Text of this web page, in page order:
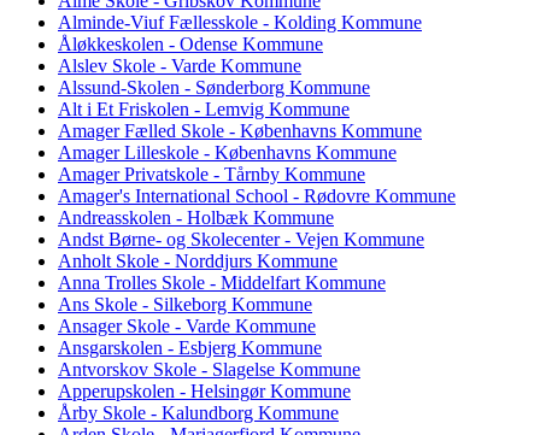
Alminde-Viuf Fællesskole - Kolding Kommune
Åløkkeskolen - Odense Kommune
Alslev Skole - Varde Kommune
Alssund-Skolen - Sønderborg Kommune
Alt i Et Friskolen - Lemvig Kommune
Amager Fælled Skole - Københavns Kommune
Amager Lilleskole - Københavns Kommune
Amager Privatskole - Tårnby Kommune
Amager's International School - Rødovre Kommune
Andreasskolen - Holbæk Kommune
Andst Børne- og Skolecenter - Vejen Kommune
Anholt Skole - Norddjurs Kommune
Anna Trolles Skole - Middelfart Kommune
Ans Skole - Silkeborg Kommune
Ansager Skole - Varde Kommune
Ansgarskolen - Esbjerg Kommune
Antvorskov Skole - Slagelse Kommune
Apperupskolen - Helsingør Kommune
Årby Skole - Kalundborg Kommune